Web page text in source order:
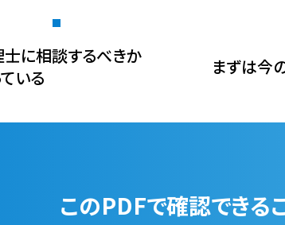
に相談するべきか
いる
まずは今
このPDFで確認できる